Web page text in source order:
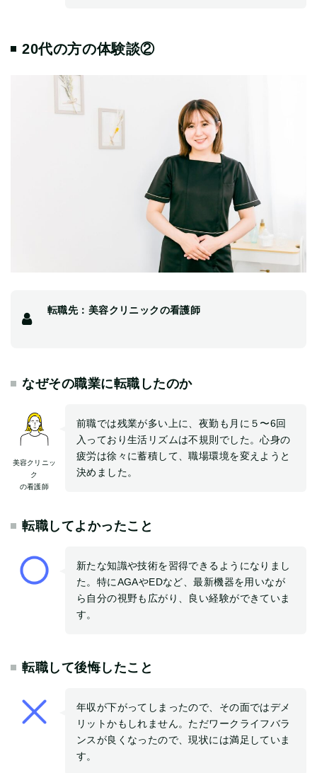
20代の方の体験談②
転職先：美容クリニックの看護師
なぜその職業に転職したのか
美容クリニッ
ク
の看護師
前職では残業が多い上に、夜勤も月に５〜6回
入っており生活リズムは不規則でした。心身の
疲労は徐々に蓄積して、職場環境を変えようと
決めました。
転職してよかったこと
新たな知識や技術を習得できるようになりまし
た。特にAGAやEDなど、最新機器を用いなが
ら自分の視野も広がり、良い経験ができていま
す。
転職して後悔したこと
年収が下がってしまったので、その面ではデメ
リットかもしれません。ただワークライフバラ
ンスが良くなったので、現状には満足していま
す。